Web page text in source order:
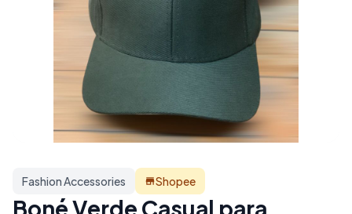
Fashion Accessories Shopee
Boné Verde Casual para